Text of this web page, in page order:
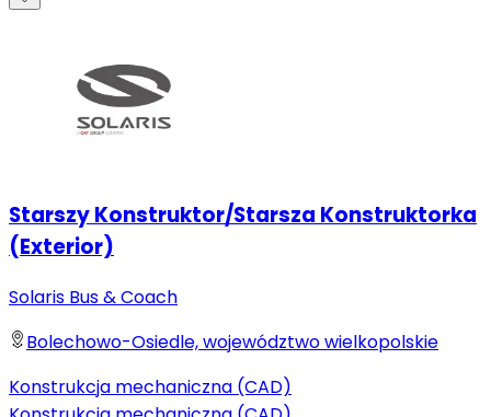
Starszy Konstruktor/Starsza Konstruktorka
(Exterior)
Solaris Bus & Coach
Bolechowo-Osiedle, województwo wielkopolskie
Konstrukcja mechaniczna (CAD)